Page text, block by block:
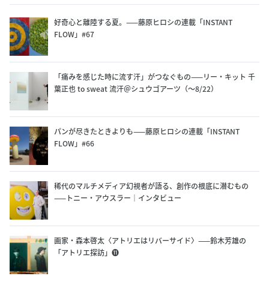
好奇心と離陸する夏。——藤原ヒロシの連載「INSTANT
FLOW」#67
「痛みを感じた時に流す汗」がつなぐもの——リー・キット 千
葉正也 to sweat 流汗＠シュウゴアーツ（〜8/22）
パンが尽きたときよりも——藤原ヒロシの連載「INSTANT
FLOW」#66
稀代のマルチメディア幻視者が語る、創作の根底に潜むもの
——トニー・アウスラー｜インタビュー
画家・森本啓太〈アトリエはリバーサイド〉——鈴木芳雄の
「アトリエ探訪」⓫